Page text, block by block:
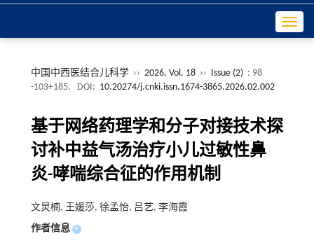
中国中西医结合儿科学 ›› 2026, Vol. 18 ›› Issue (2) : 98
-103+185.
DOI: 10.20274/j.cnki.issn.1674-3865.2026.02.002
基于网络药理学和分子对接技术探
讨补中益气汤治疗小儿过敏性鼻
炎-哮喘综合征的作用机制
文炅楠, 王媛莎, 徐孟怡, 吕艺, 李海霞
作者信息 +